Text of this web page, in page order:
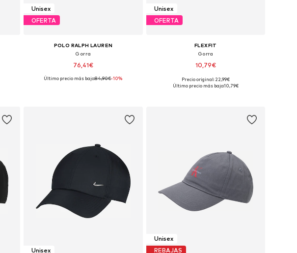
Unisex
OFERTA
POLO RALPH LAUREN
Gorra
76,41€
Tallas disponibles: 55-60
Último precio más bajo:84,90€-10%
Unisex
OFERTA
FLEXFIT
Gorra
10,79€
+3
Tallas disponibles: 55-60
Precio original: 22,99€
Último precio más bajo:10,79€
Unisex
Unisex
REBAJAS